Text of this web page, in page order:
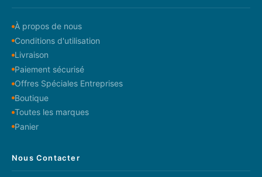
À propos de nous
Conditions d'utilisation
Livraison
Paiement sécurisé
Offres Spéciales Entreprises
Boutique
Toutes les marques
Panier
Nous Contacter